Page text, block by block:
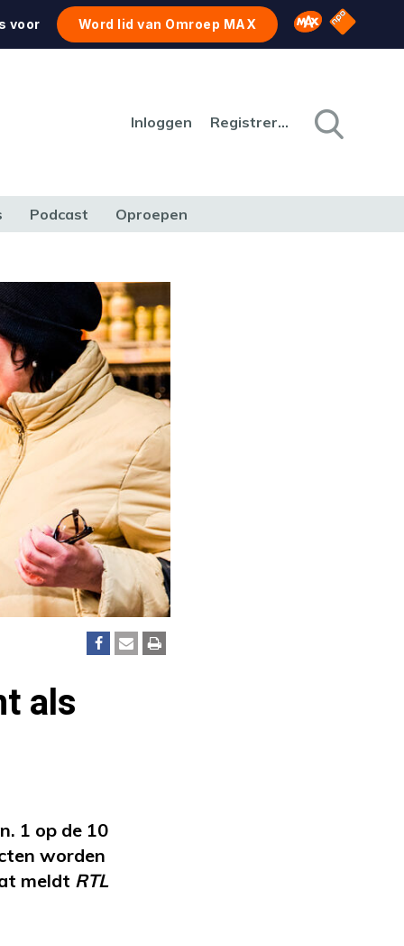
voor Word lid van Omroep MAX Omroep MAX
NPO
Inloggen Registreren
Podcast Oproepen
als
1 op de 10
worden
meldt RTL